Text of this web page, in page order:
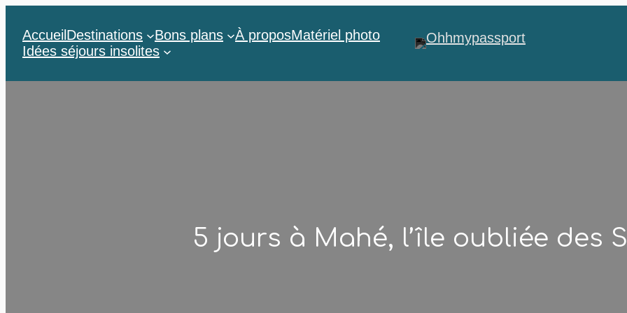
Accueil Destinations Bons plans À proposMatériel photo
Idées séjours insolites
5 jours à Mahé, l’île oubliée des